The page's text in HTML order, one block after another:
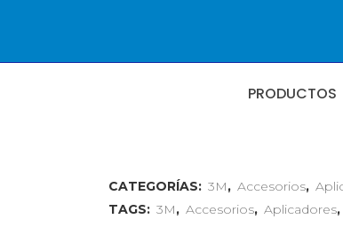
PRODUCTOS
CATEGORÍAS: 3M, Accesorios,
TAGS: 3M, Accesorios, Aplicadores,